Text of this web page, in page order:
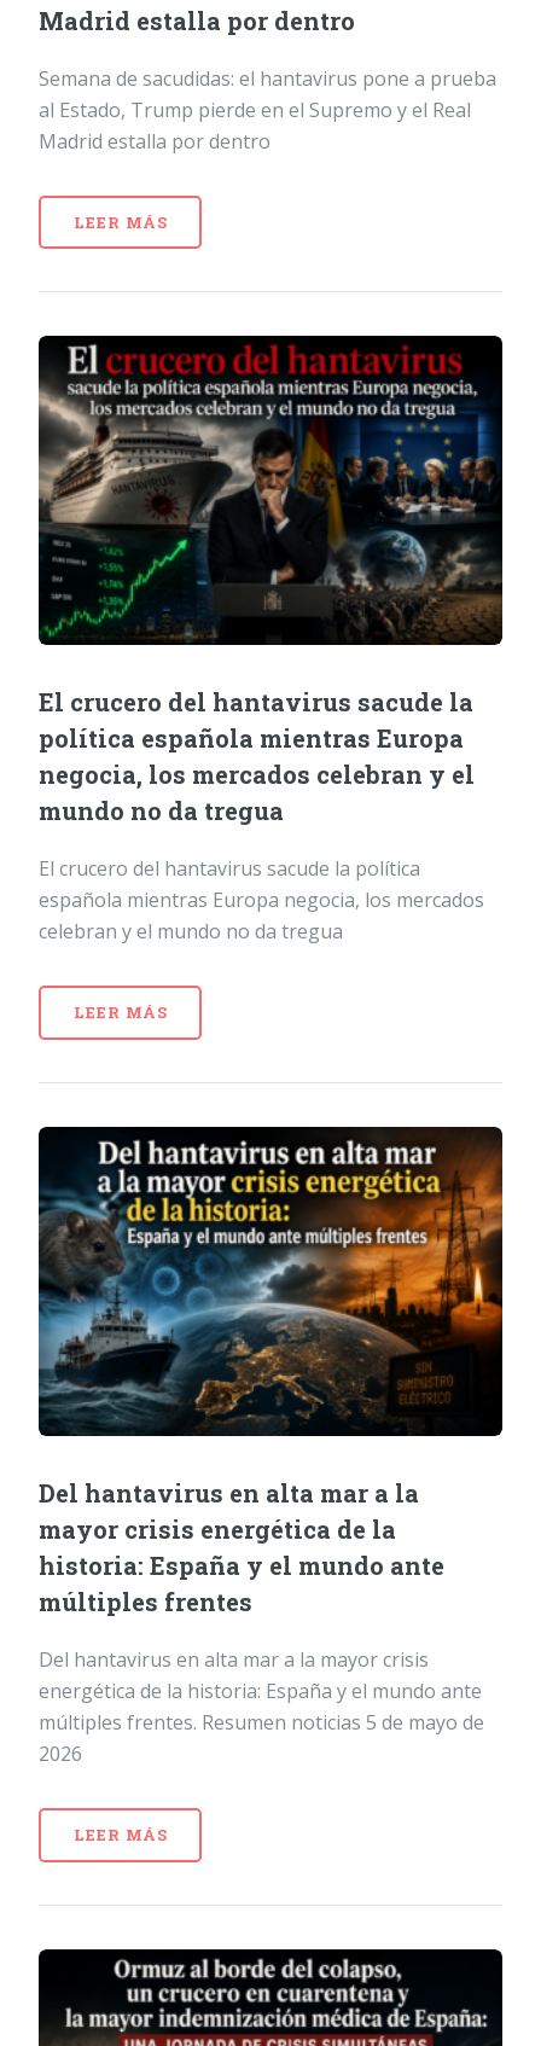
Madrid estalla por dentro
Semana de sacudidas: el hantavirus pone a prueba
al Estado, Trump pierde en el Supremo y el Real
Madrid estalla por dentro
LEER MÁS
El crucero del hantavirus sacude la
política española mientras Europa
negocia, los mercados celebran y el
mundo no da tregua
El crucero del hantavirus sacude la política
española mientras Europa negocia, los mercados
celebran y el mundo no da tregua
LEER MÁS
Del hantavirus en alta mar a la
mayor crisis energética de la
historia: España y el mundo ante
múltiples frentes
Del hantavirus en alta mar a la mayor crisis
energética de la historia: España y el mundo ante
múltiples frentes. Resumen noticias 5 de mayo de
2026
LEER MÁS